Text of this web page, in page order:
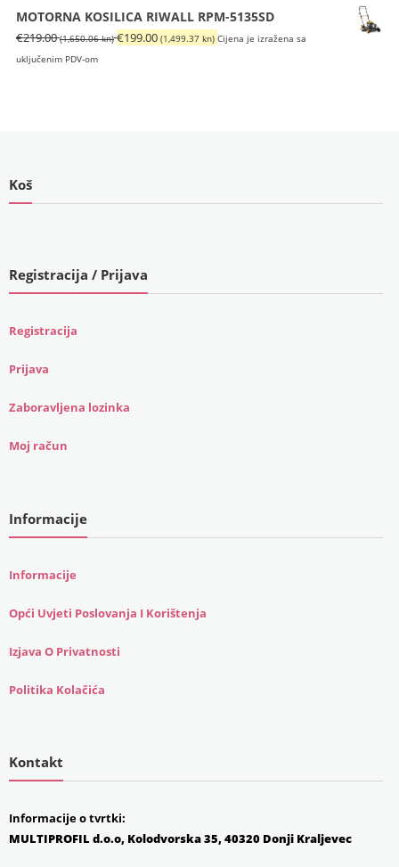
MOTORNA KOSILICA RIWALL RPM-5135SD
€219.00 (1,650.06 kn)Izvorna
€199.00 (1,499.37 kn) Trenutna
Cijena je izražena sa
uključenim PDV-om
Koš
Registracija / Prijava
Registracija
Prijava
Zaboravljena lozinka
Moj račun
Informacije
Informacije
Opći Uvjeti Poslovanja I Korištenja
Izjava O Privatnosti
Politika Kolačića
Kontakt
Informacije o tvrtki:
MULTIPROFIL d.o.o, Kolodvorska 35, 40320 Donji Kraljevec